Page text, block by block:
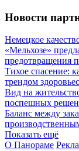
Новости
Немецкое
«Мельхозе»
предотвращения
Тихое спасение:
трендом
Вид на
поспешных
Баланс между
Показать ещё
О Панораме